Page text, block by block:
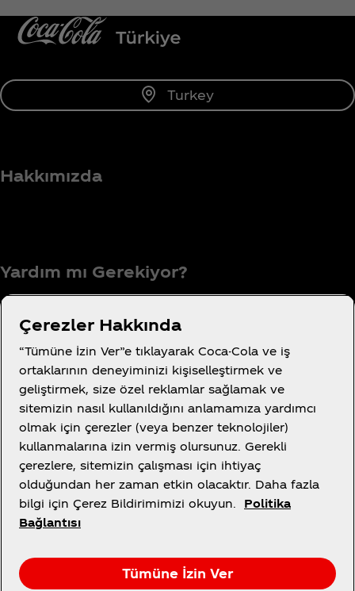
Turkey
Hakkımızda
Yardım mı Gerekiyor?
Kullanım Koşulları
Tüketici Gizlilik Bildirimi
Tanımlama Bilgisi Ayarları
Çerez Bildirimi
Bilgi Toplumu Hizmetleri
Çerezler Hakkında
“Tümüne İzin Ver”e tıklayarak Coca-Cola ve iş
ortaklarının deneyiminizi kişiselleştirmek ve
geliştirmek, size özel reklamlar sağlamak ve
sitemizin nasıl kullanıldığını anlamamıza yardımcı
olmak için çerezler (veya benzer teknolojiler)
kullanmalarına izin vermiş olursunuz. Gerekli
çerezlere, sitemizin çalışması için ihtiyaç
olduğundan her zaman etkin olacaktır. Daha fazla
bilgi için Çerez Bildirimimizi okuyun.
Politika
Bağlantısı
Tümüne İzin Ver